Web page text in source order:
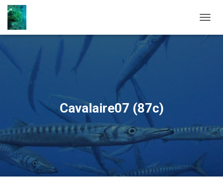
Cavalaire07 (87c)